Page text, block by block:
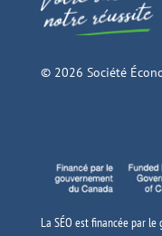
© 2026 Société
La SÉO est financée par le